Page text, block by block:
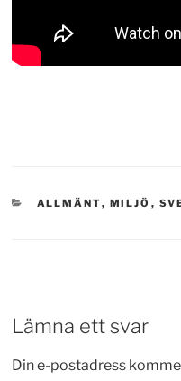
KATEGORIER
ALLMÄNT, MILJÖ ,
Lämna ett svar
Din e-postadress